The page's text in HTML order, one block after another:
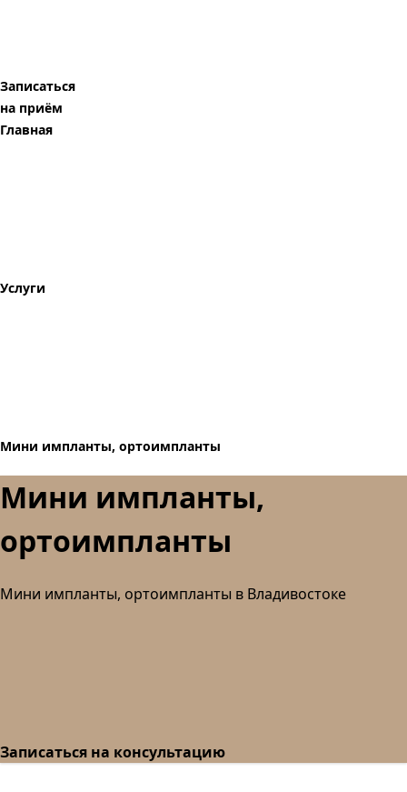
Записаться
на приём
Главная
Услуги
Мини импланты, ортоимпланты
Мини импланты,
ортоимпланты
Мини импланты, ортоимпланты в Владивостоке
Записаться на консультацию